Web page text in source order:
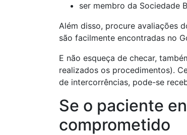
ser membro da Sociedade
Além disso, procure avaliações
são facilmente encontradas no
E não esqueça de checar,
realizados os procedimentos).
de intercorrências, pode-se
Se o paciente
comprometido